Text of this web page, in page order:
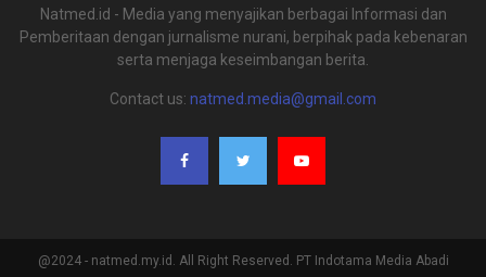
Natmed.id - Media yang menyajikan berbagai Informasi dan
Pemberitaan dengan jurnalisme nurani, berpihak pada kebenaran
serta menjaga keseimbangan berita.
Contact us: natmed.media@gmail.com
@2024 - natmed.my.id. All Right Reserved. PT Indotama Media Abadi